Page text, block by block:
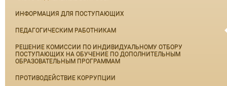
ИНФОРМАЦИЯ ДЛЯ ПОСТУПАЮЩИХ
ПЕДАГОГИЧЕСКИМ РАБОТНИКАМ
РЕШЕНИЕ КОМИССИИ ПО ИНДИВИДУАЛЬНОМУ ОТБОРУ
ПОСТУПАЮЩИХ НА ОБУЧЕНИЕ ПО ДОПОЛНИТЕЛЬНЫМ
ОБРАЗОВАТЕЛЬНЫМ ПРОГРАММАМ
ПРОТИВОДЕЙСТВИЕ КОРРУПЦИИ